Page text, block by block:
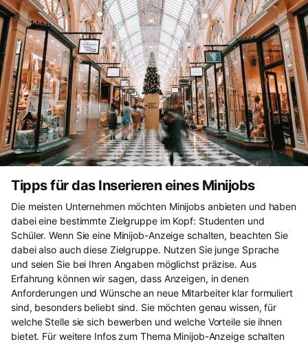
Tipps für das Inserieren eines Minijobs
Die meisten Unternehmen möchten Minijobs anbieten und haben
dabei eine bestimmte Zielgruppe im Kopf: Studenten und
Schüler. Wenn Sie eine Minijob-Anzeige schalten, beachten Sie
dabei also auch diese Zielgruppe. Nutzen Sie junge Sprache
und seien Sie bei Ihren Angaben möglichst präzise. Aus
Erfahrung können wir sagen, dass Anzeigen, in denen
Anforderungen und Wünsche an neue Mitarbeiter klar formuliert
sind, besonders beliebt sind. Sie möchten genau wissen, für
welche Stelle sie sich bewerben und welche Vorteile sie ihnen
bietet. Für weitere Infos zum Thema Minijob-Anzeige schalten